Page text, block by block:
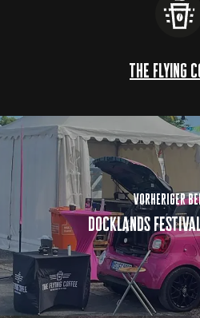
the flying
vorheriger
docklands